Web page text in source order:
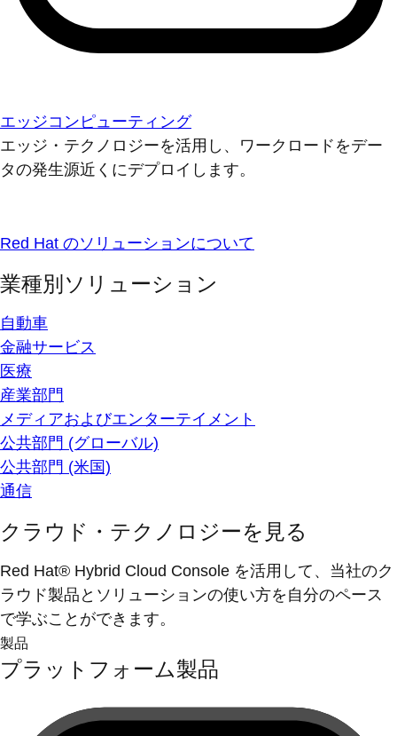
エッジコンピューティング
エッジ・テクノロジーを活用し、ワークロードをデー
タの発生源近くにデプロイします。
Red Hat のソリューションについて
業種別ソリューション
自動車
金融サービス
医療
産業部門
メディアおよびエンターテイメント
公共部門 (グローバル)
公共部門 (米国)
通信
クラウド・テクノロジーを見る
Red Hat® Hybrid Cloud Console を活用して、当社のク
ラウド製品とソリューションの使い方を自分のペース
で学ぶことができます。
製品
プラットフォーム製品